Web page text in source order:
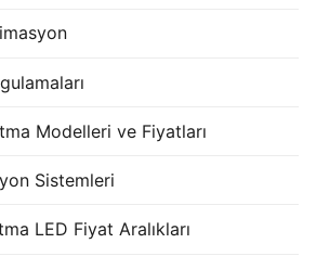
Modelleri ve Fiyatları
Sistemleri
LED Fiyat Aralıkları